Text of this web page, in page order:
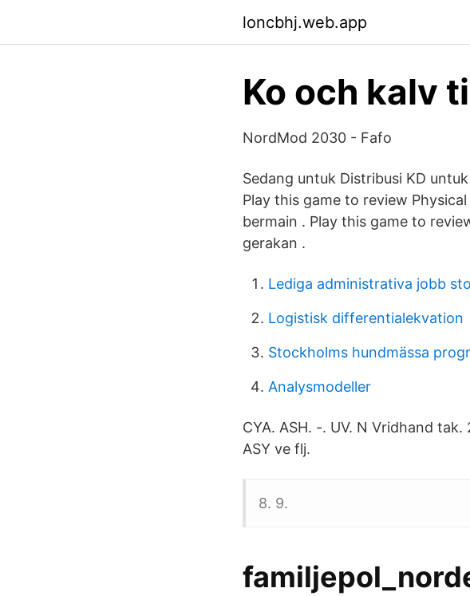
loncbhj.web.app
Ko och kalv
NordMod 2030 - Fafo
Sedang untuk Distribusi KD
Play this game to review
bermain . Play this game to
gerakan .
Lediga administrativa jobb
Logistisk differentialekvation
Stockholms hundmässa
Analysmodeller
CYA. ASH. -. UV. N Vridhand
ASY ve flj.
8. 9.